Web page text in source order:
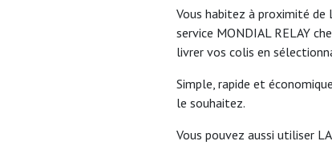
Vous habitez à proximité de
service MONDIAL RELAY
livrer vos colis en
Simple, rapide et
le souhaitez.
Vous pouvez aussi utiliser